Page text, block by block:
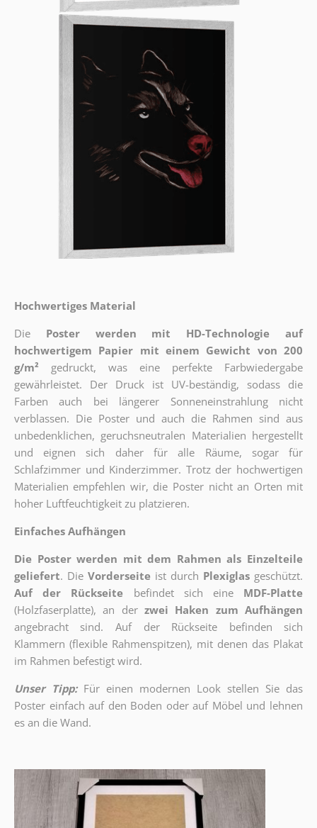
Hochwertiges Material
Die
Poster werden mit HD-Technologie auf
hochwertigem Papier mit einem Gewicht von 200
g/m²
gedruckt, was eine perfekte Farbwiedergabe
gewährleistet. Der Druck ist UV-beständig, sodass die
Farben auch bei längerer Sonneneinstrahlung nicht
verblassen. Die Poster und auch die Rahmen sind aus
unbedenklichen, geruchsneutralen Materialien hergestellt
und eignen sich daher für alle Räume, sogar für
Schlafzimmer und Kinderzimmer. Trotz der hochwertigen
Materialien empfehlen wir, die Poster nicht an Orten mit
hoher Luftfeuchtigkeit zu platzieren.
Einfaches Aufhängen
Die Poster werden mit dem Rahmen als Einzelteile
geliefert. Die Vorderseite ist durch Plexiglas geschützt.
Auf der Rückseite
befindet sich eine
MDF-Platte
(Holzfaserplatte), an der zwei Haken zum Aufhängen
angebracht sind.
Auf der Rückseite befinden sich
Klammern (flexible Rahmenspitzen), mit denen das Plakat
im Rahmen befestigt wird.
Unser Tipp: Für einen modernen Look stellen Sie das
Poster einfach auf den Boden oder auf Möbel und lehnen
es an die Wand.